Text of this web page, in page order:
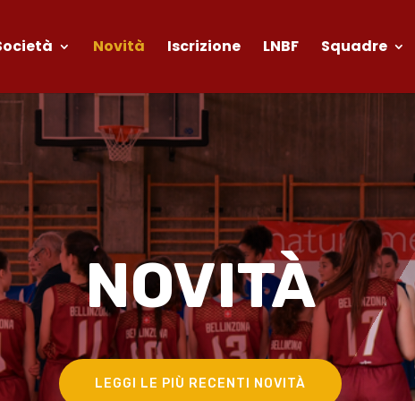
Novità Iscrizione LNBF Squadre
NOVITÀ
LEGGI LE PIÙ RECENTI NOVITÀ